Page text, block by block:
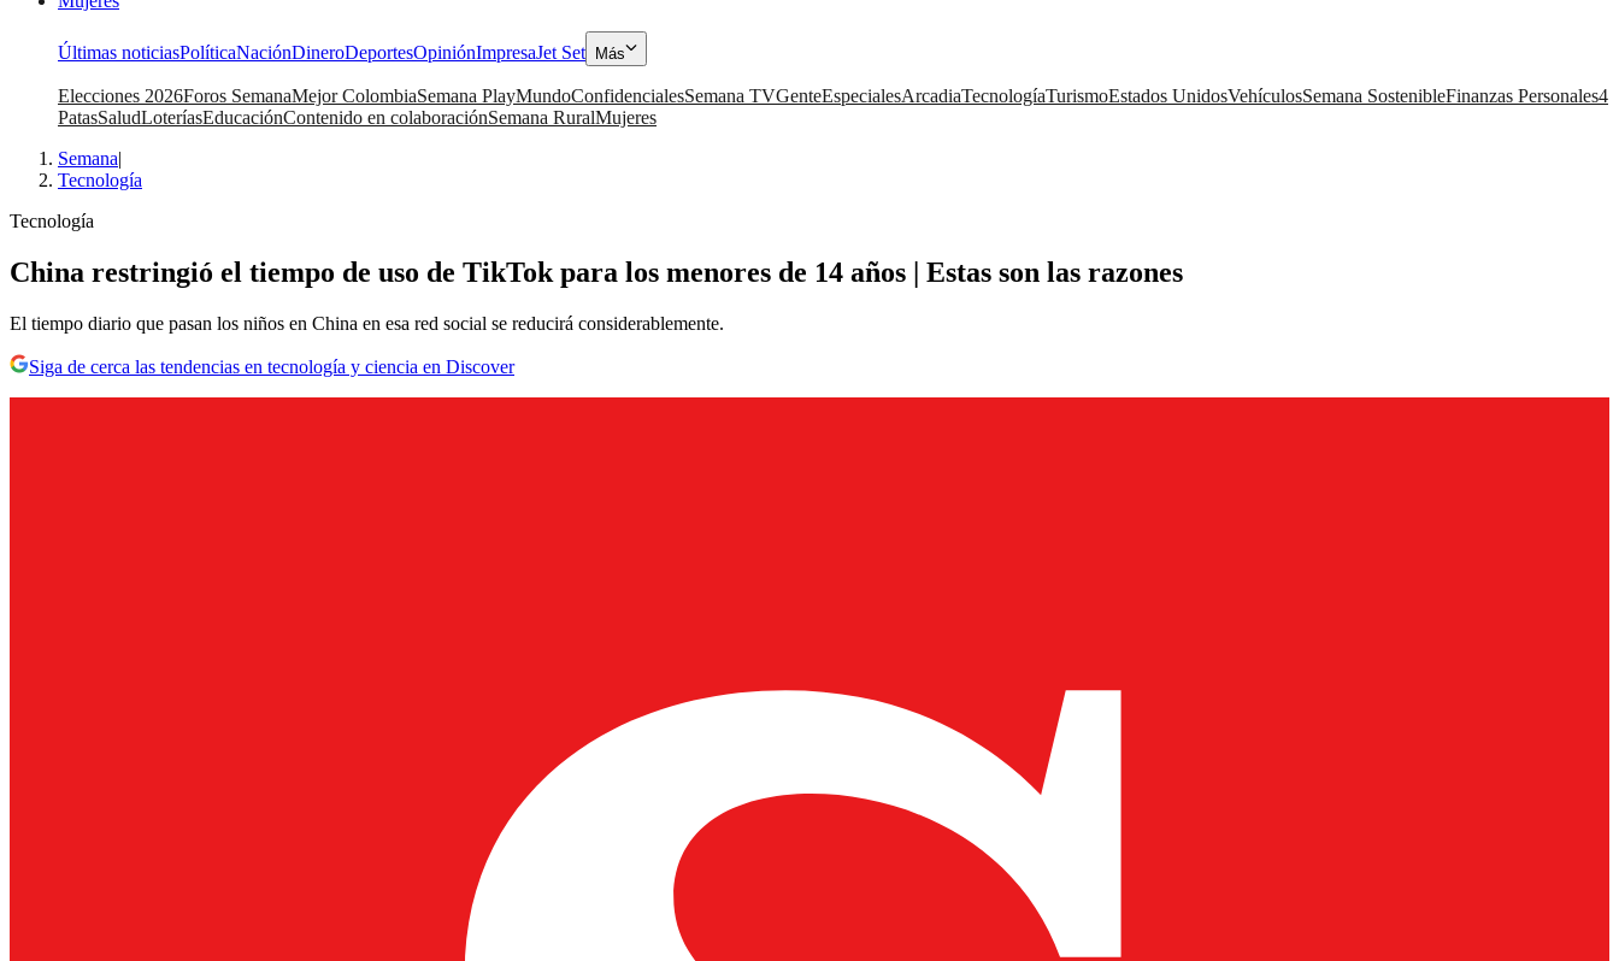
Últimas noticiasPolíticaNaciónDineroDeportesOpiniónImpresaJet Set Más
Elecciones 2026Foros SemanaMejor ColombiaSemana PlayMundoConfidencialesSemana TVGenteEspecialesArcadiaTecnologíaTurismoEstados UnidosVehículosSemana SostenibleFinanzas Personales4
PatasSaludLoteríasEducaciónContenido en colaboraciónSemana RuralMujeres
Semana|
Tecnología
Tecnología
China restringió el tiempo de uso de TikTok para los menores de 14 años | Estas son las razones
El tiempo diario que pasan los niños en China en esa red social se reducirá considerablemente.
Siga de cerca las tendencias en tecnología y ciencia en Discover